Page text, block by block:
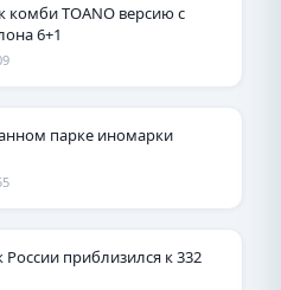
комби TOANO версию с
6+1
парке иномарки
приблизился к 332